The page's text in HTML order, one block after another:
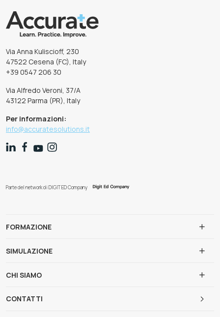
Via Anna Kuliscioff, 230
47522 Cesena (FC), Italy
+39 0547 206 30
Via Alfredo Veroni, 37/A
43122 Parma (PR), Italy
Per informazioni:
info@accuratesolutions.it
Parte del network di DIGIT ED Company
FORMAZIONE
SIMULAZIONE
CHI SIAMO
CONTATTI